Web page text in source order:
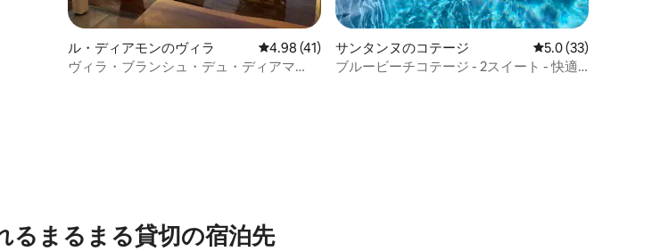
ル・ディアモンのヴィラ レビュー41件、5つ星中4.98つ星の平均評価
4.98 (41)
ヴィラ・ブランシュ・デュ・ディアマ
サンタンヌのコテージ レビュー33件、5つ
5.0 (33)
ブルービーチコテージ - 2スイート - 快適
るまるまる貸切の宿泊先